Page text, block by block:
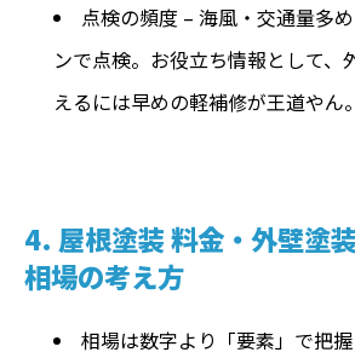
点検の頻度 – 海風・交通量多
ンで点検。お役立ち情報として、
えるには早めの軽補修が王道やん。
4. 屋根塗装 料金・外壁塗
相場の考え方
相場は数字より「要素」で把